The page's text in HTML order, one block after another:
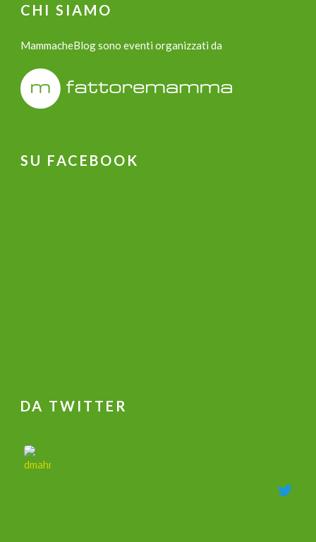
CHI SIAMO
MammacheBlog sono eventi organizzati da
SU FACEBOOK
DA TWITTER